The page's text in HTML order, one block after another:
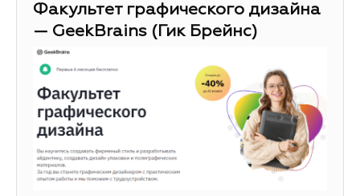
Факультет графического дизайна
— GeekBrains (Гик Брейнс)